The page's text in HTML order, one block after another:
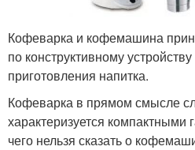
Кофеварка и кофемашина
по конструктивному
приготовления напитка.
Кофеварка в прямом смысле
характеризуется
чего нельзя сказать о